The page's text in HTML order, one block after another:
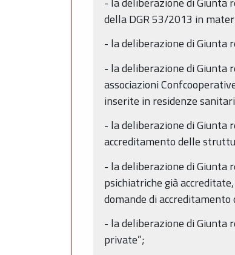
della DGR 53/2013 in
- la deliberazione di Giunta
- la deliberazione di Giunta
associazioni
inserite in residenze
- la deliberazione di
accreditamento delle
- la deliberazione di Giunta
psichiatriche già
domande di
- la deliberazione di Giunta
private”;